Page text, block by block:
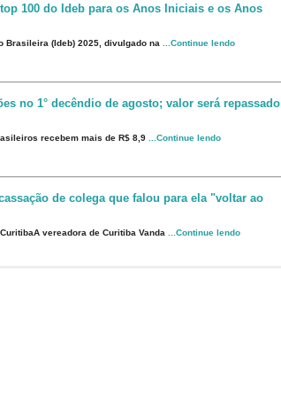
100 do Ideb para os Anos Iniciais e os Anos
Brasileira (Ideb) 2025, divulgado na ...Continue lendo
no 1° decêndio de agosto; valor será repassado
recebem mais de R$ 8,9 ...Continue lendo
de colega que falou para ela "voltar ao
vereadora de Curitiba Vanda ...Continue lendo